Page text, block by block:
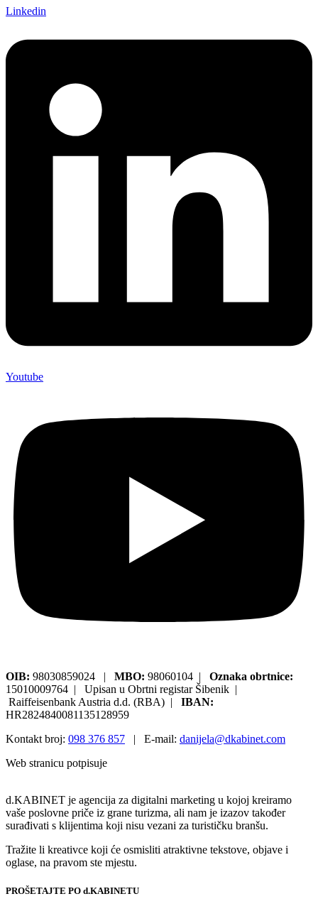
Linkedin
Youtube
OIB: 98030859024 | MBO: 98060104 | Oznaka obrtnice:
15010009764 | Upisan u Obrtni registar Šibenik |
Raiffeisenbank Austria d.d. (RBA) |
IBAN:
HR2824840081135128959
Kontakt broj: 098 376 857 | E-mail: danijela@dkabinet.com
Web stranicu potpisuje
d.KABINET je agencija za digitalni marketing u kojoj kreiramo
vaše poslovne priče iz grane turizma, ali nam je izazov također
surađivati s klijentima koji nisu vezani za turističku branšu.
Tražite li kreativce koji će osmisliti atraktivne tekstove, objave i
oglase, na pravom ste mjestu.
PROŠETAJTE PO d.KABINETU